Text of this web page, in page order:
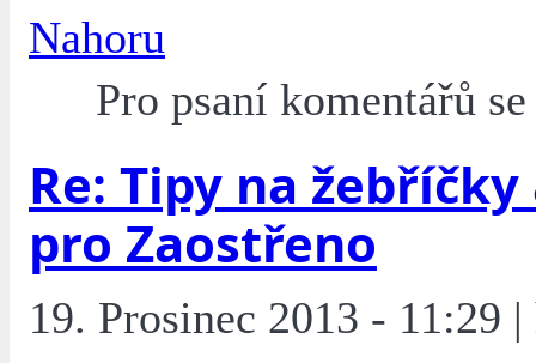
Nahoru
Pro psaní komentářů
Re: Tipy na
pro Zaostřeno
19. Prosinec 2013 - 11:29